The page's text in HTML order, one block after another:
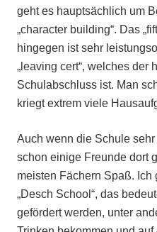
geht es hauptsächlich um
„character building“. Das
hingegen ist sehr
„leaving cert“, welches der
Schulabschluss ist. Man
kriegt extrem viele
Auch wenn die Schule
schon einige Freunde dort
meisten Fächern Spaß.
„Desch School“, das
gefördert werden, unter